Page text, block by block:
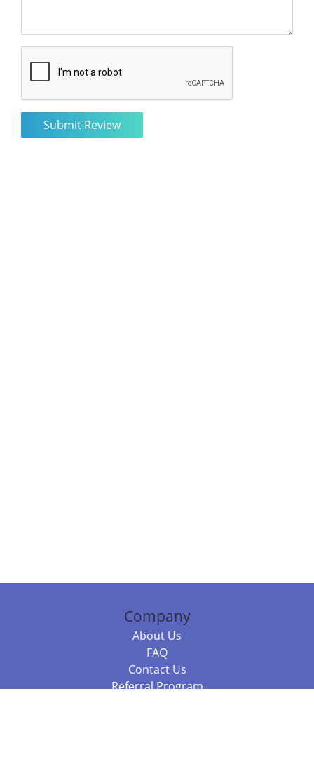
Company
About Us
FAQ
Contact Us
Referral Program